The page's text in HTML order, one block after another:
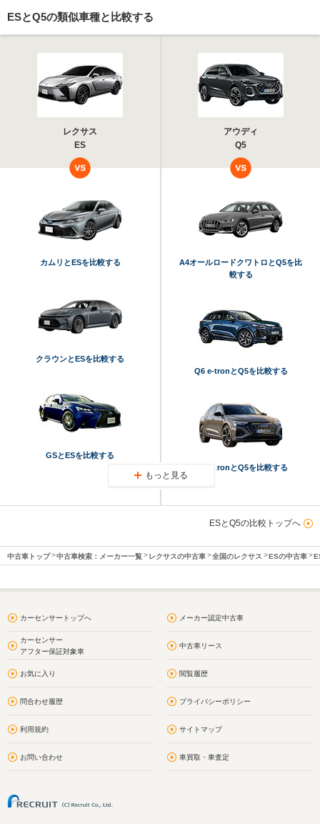
ESとQ5の類似車種と比較する
レクサス
ES
アウディ
Q5
カムリとESを比較する
クラウンとESを比較する
GSとESを比較する
A4オールロードクワトロとQ5を比
較する
Q6 e-tronとQ5を比較する
Q8 e-tronとQ5を比較する
もっと見る
ESとQ5の比較トップへ
中古車トップ 中古車検索：メーカー一覧 レクサスの中古車 全国のレクサス ESの中古車
カーセンサートップへ メーカー認定中古車
カーセンサー
アフター保証対象車
中古車リース
お気に入り 閲覧履歴
問合わせ履歴 プライバシーポリシー
利用規約 サイトマップ
お問い合わせ 車買取・車査定